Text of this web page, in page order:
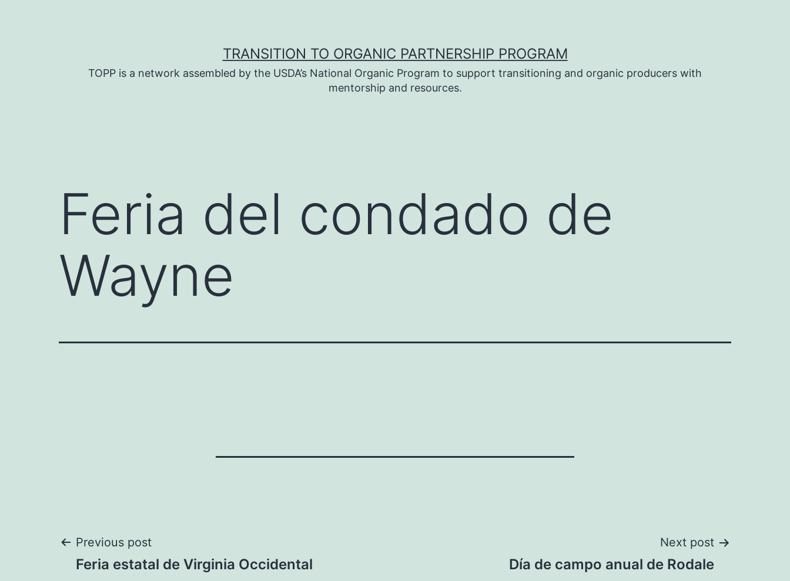
TRANSITION TO ORGANIC PARTNERSHIP PROGRAM
TOPP is a network assembled by the USDA’s National Organic Program to support transitioning and organic producers with
mentorship and resources.
Feria del condado de
Wayne
Navegación
Previous post
Feria estatal de Virginia Occidental
Next post
Día de campo anual de Rodale